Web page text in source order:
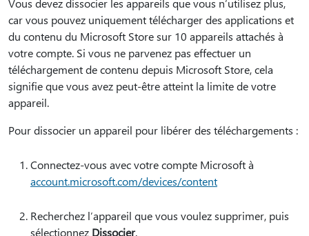
Vous devez dissocier les appareils que vous n’utilisez plus,
car vous pouvez uniquement télécharger des applications et
du contenu du Microsoft Store sur 10 appareils attachés à
votre compte. Si vous ne parvenez pas effectuer un
téléchargement de contenu depuis Microsoft Store, cela
signifie que vous avez peut-être atteint la limite de votre
appareil.
Pour dissocier un appareil pour libérer des téléchargements :
Connectez-vous avec votre compte Microsoft à
account.microsoft.com/devices/content
Recherchez l’appareil que vous voulez supprimer, puis
sélectionnez Dissocier.